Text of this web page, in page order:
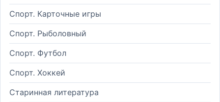
Спорт. Карточные игры
Спорт. Рыболовный
Спорт. Футбол
Спорт. Хоккей
Старинная литература